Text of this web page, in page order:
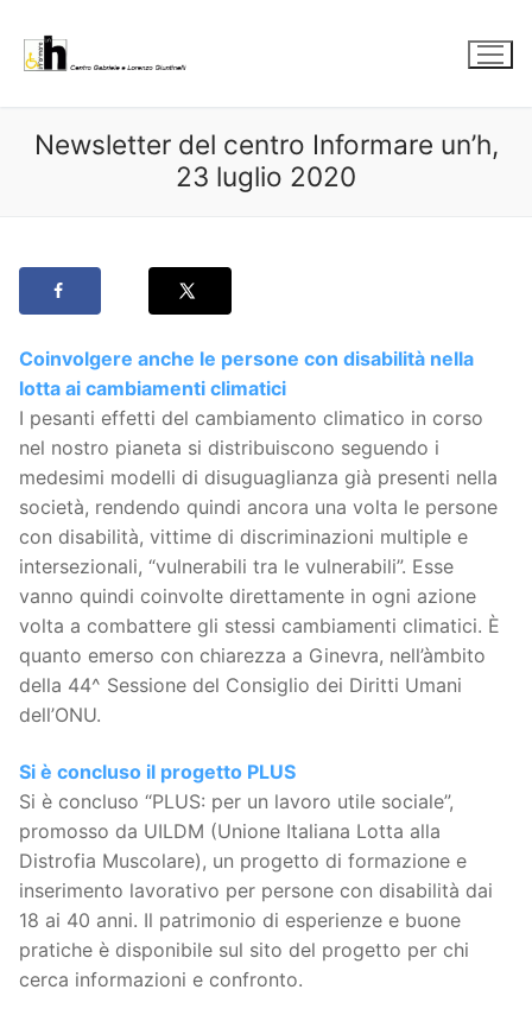
contenuto
Newsletter del centro Informare un’h,
23 luglio 2020
Coinvolgere anche le persone con disabilità nella
lotta ai cambiamenti climatici
I pesanti effetti del cambiamento climatico in corso
nel nostro pianeta si distribuiscono seguendo i
medesimi modelli di disuguaglianza già presenti nella
società, rendendo quindi ancora una volta le persone
con disabilità, vittime di discriminazioni multiple e
intersezionali, “vulnerabili tra le vulnerabili”. Esse
vanno quindi coinvolte direttamente in ogni azione
volta a combattere gli stessi cambiamenti climatici. È
quanto emerso con chiarezza a Ginevra, nell’àmbito
della 44^ Sessione del Consiglio dei Diritti Umani
dell’ONU.
Si è concluso il progetto PLUS
Si è concluso “PLUS: per un lavoro utile sociale”,
promosso da UILDM (Unione Italiana Lotta alla
Distrofia Muscolare), un progetto di formazione e
inserimento lavorativo per persone con disabilità dai
18 ai 40 anni. Il patrimonio di esperienze e buone
pratiche è disponibile sul sito del progetto per chi
cerca informazioni e confronto.